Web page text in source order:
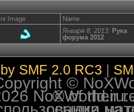
Image
Name
Января 8, 2013: Рука
форума 2012
SMF 2.0 RC3
©
© 2009-2026 NoXWorld.ru. All